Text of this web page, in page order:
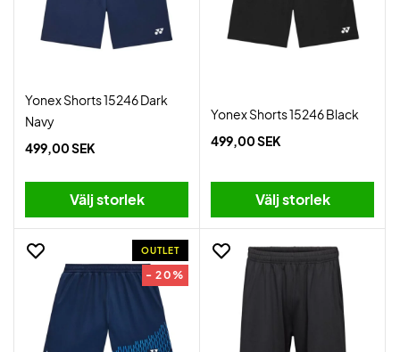
Yonex Shorts 15246 Dark
Navy
499,00 SEK
Välj storlek
Yonex Shorts 15246 Black
499,00 SEK
Välj storlek
OUTLET
- 20%